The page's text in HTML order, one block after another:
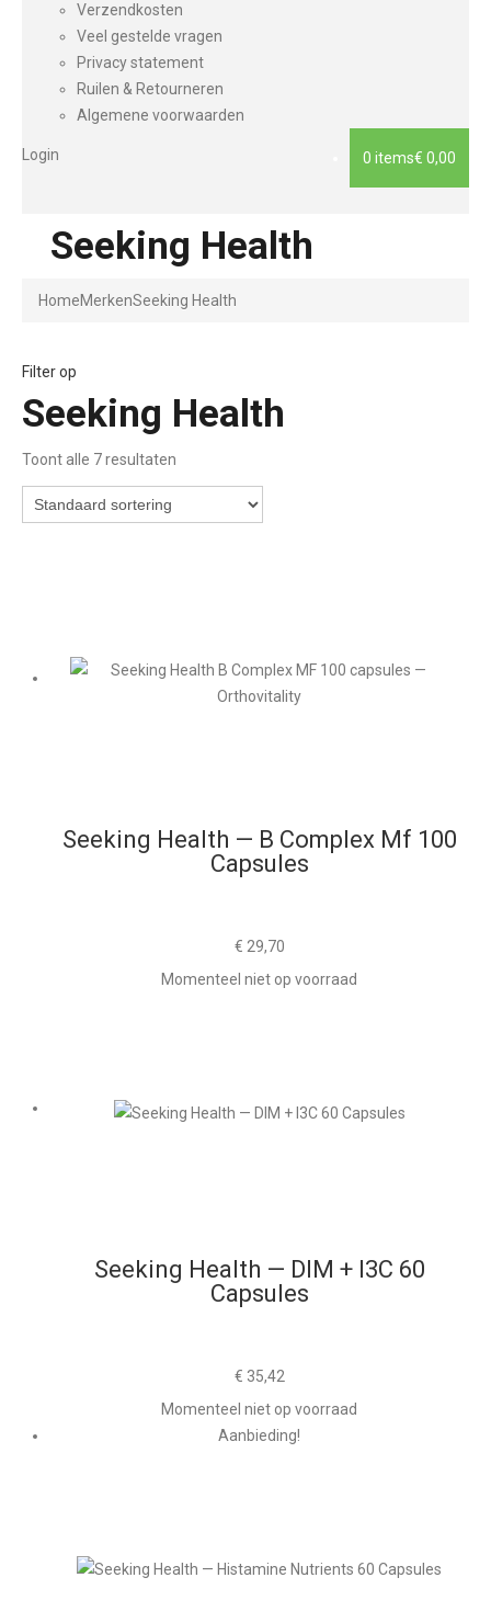
Verzendkosten
Veel gestelde vragen
Privacy statement
Ruilen & Retourneren
Algemene voorwaarden
0 items€ 0,00
Login
Seeking Health
HomeMerkenSeeking Health
Filter op
Seeking Health
Toont alle 7 resultaten
Seeking Health — B Complex Mf 100
Capsules
€ 29,70
Momenteel niet op voorraad
Seeking Health — DIM + I3C 60
Capsules
€ 35,42
Momenteel niet op voorraad
Aanbieding!